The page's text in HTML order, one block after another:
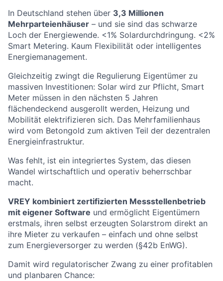
In Deutschland stehen über 3,3 Millionen
Mehrparteienhäuser – und sie sind das schwarze
Loch der Energiewende. <1% Solardurchdringung. <2%
Smart Metering. Kaum Flexibilität oder intelligentes
Energiemanagement.
Gleichzeitig zwingt die Regulierung Eigentümer zu
massiven Investitionen: Solar wird zur Pflicht, Smart
Meter müssen in den nächsten 5 Jahren
flächendeckend ausgerollt werden, Heizung und
Mobilität elektrifizieren sich. Das Mehrfamilienhaus
wird vom Betongold zum aktiven Teil der dezentralen
Energieinfrastruktur.
Was fehlt, ist ein integriertes System, das diesen
Wandel wirtschaftlich und operativ beherrschbar
macht.
VREY kombiniert zertifizierten Messstellenbetrieb
mit eigener Software und ermöglicht Eigentümern
erstmals, ihren selbst erzeugten Solarstrom direkt an
ihre Mieter zu verkaufen – einfach und ohne selbst
zum Energieversorger zu werden (§42b EnWG).
Damit wird regulatorischer Zwang zu einer profitablen
und planbaren Chance: